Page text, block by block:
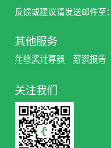
反馈或建议请发送邮件
其他服务
年终奖计算器 薪资报告
关注我们